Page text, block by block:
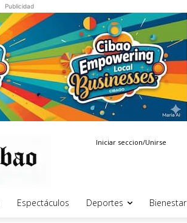
Publicidad
Iniciar seccion/Unirse
Espectáculos Deportes Bienestar